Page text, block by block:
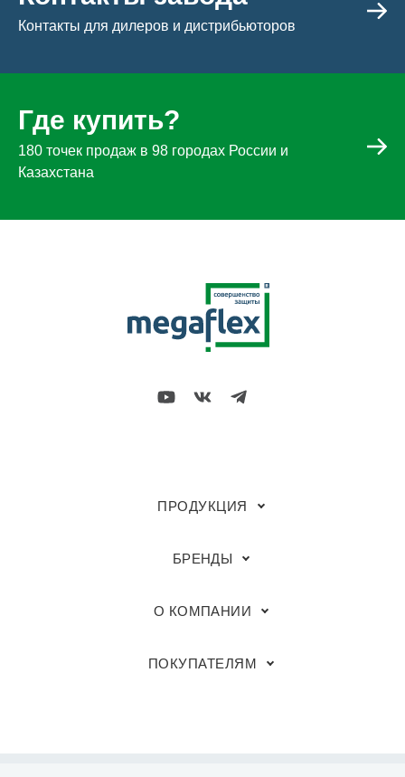
Контакты для дилеров и дистрибьюторов
Где купить?
180 точек продаж в 98 городах России и
Казахстана
ПРОДУКЦИЯ
БРЕНДЫ
О КОМПАНИИ
ПОКУПАТЕЛЯМ